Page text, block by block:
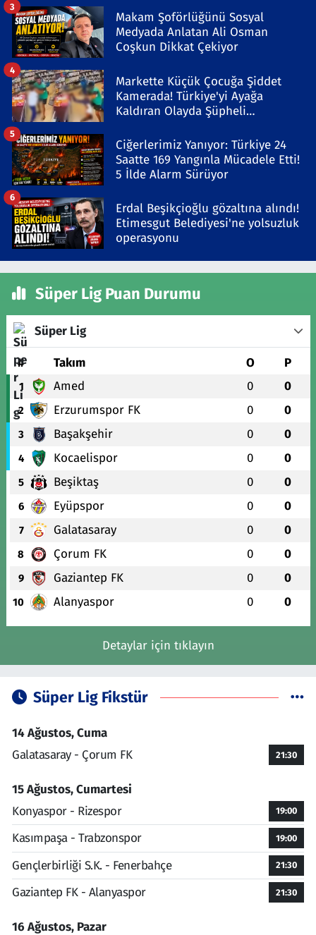
Makam Şoförlüğünü Sosyal
Medyada Anlatan Ali Osman
Coşkun Dikkat Çekiyor
3
Markette Küçük Çocuğa Şiddet
Kamerada! Türkiye'yi Ayağa
Kaldıran Olayda Şüpheli
4
Ciğerlerimiz Yanıyor: Türkiye 24
Saatte 169 Yangınla Mücadele Etti!
5 İlde Alarm Sürüyor
5
Erdal Beşikçioğlu gözaltına alındı!
Etimesgut Belediyesi'ne yolsuzluk
operasyonu
6
Süper Lig Puan Durumu
Süper Lig
# Takım O P
1 Amed 0 0
2 Erzurumspor FK 0 0
3 Başakşehir 0 0
4 Kocaelispor 0 0
5 Beşiktaş 0 0
6 Eyüpspor 0 0
7 Galatasaray 0 0
8 Çorum FK 0 0
9 Gaziantep FK 0 0
10 Alanyaspor 0 0
Detaylar için tıklayın
Süper Lig Fikstür
14 Ağustos, Cuma
Galatasaray - Çorum FK
21:30
15 Ağustos, Cumartesi
Konyaspor - Rizespor
19:00
Kasımpaşa - Trabzonspor 19:00
Gençlerbirliği S.K. - Fenerbahçe 21:30
Gaziantep FK - Alanyaspor 21:30
16 Ağustos, Pazar